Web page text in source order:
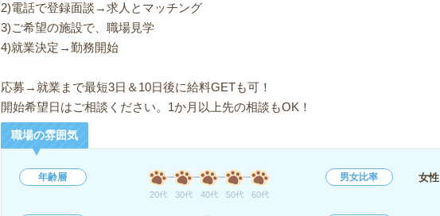
2)電話で登録面談→求人とマッチング
3)ご希望の施設で、職場見学
4)就業決定→勤務開始
応募→就業まで最短3日＆10日後に給料GETも可！
開始希望日はご相談ください。1か月以上先の相談もOK！
職場の雰囲気
年齢層
20代 30代 40代 50代 60代
男女比率 女性